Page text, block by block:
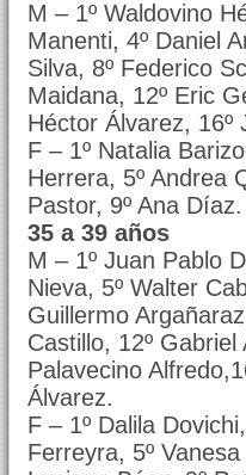
M – 1º Waldovino
Manenti, 4º Daniel
Silva, 8º Federico
Maidana, 12º Eric
Héctor Álvarez, 16º
F – 1º Natalia
Herrera, 5º Andrea
Pastor, 9º Ana Díaz.
35 a 39 años
M – 1º Juan Pablo
Nieva, 5º Walter
Guillermo
Castillo, 12º
Palavecino
Álvarez.
F – 1º Dalila
Ferreyra, 5º